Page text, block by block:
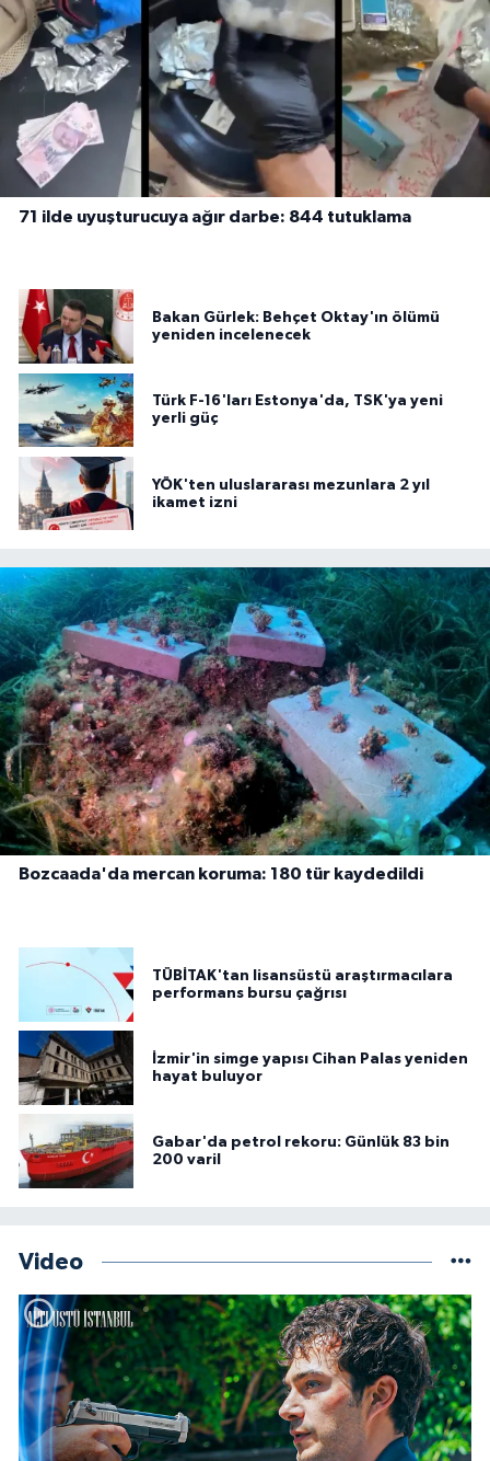
71 ilde uyuşturucuya ağır darbe: 844 tutuklama
Bakan Gürlek: Behçet Oktay'ın ölümü
yeniden incelenecek
Türk F-16'ları Estonya'da, TSK'ya yeni
yerli güç
YÖK'ten uluslararası mezunlara 2 yıl
ikamet izni
Bozcaada'da mercan koruma: 180 tür kaydedildi
TÜBİTAK'tan lisansüstü araştırmacılara
performans bursu çağrısı
İzmir'in simge yapısı Cihan Palas yeniden
hayat buluyor
Gabar'da petrol rekoru: Günlük 83 bin
200 varil
Video